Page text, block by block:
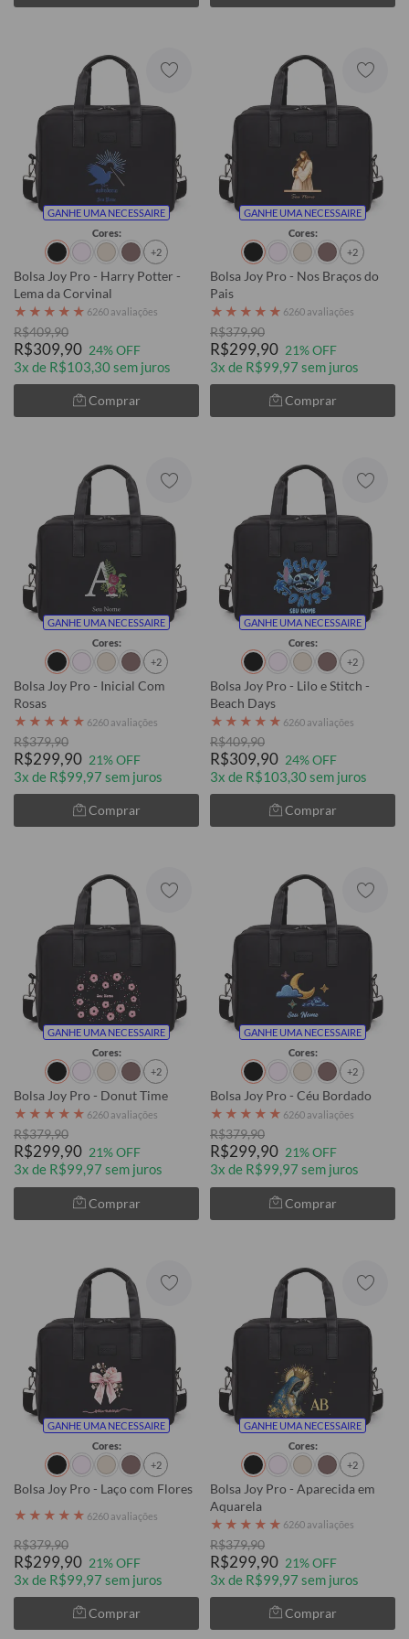
GANHE UMA NECESSAIRE
Cores:
+2
Bolsa Joy Pro - Harry Potter -
Lema da Corvinal
★ ★ ★ ★ ★ 6260 avaliações
R$409,90
R$309,90 24% OFF
3x de R$103,30 sem juros
Comprar
GANHE UMA NECESSAIRE
Cores:
+2
Bolsa Joy Pro - Nos Braços do
Pais
★ ★ ★ ★ ★ 6260 avaliações
R$379,90
R$299,90 21% OFF
3x de R$99,97 sem juros
Comprar
GANHE UMA NECESSAIRE
Cores:
+2
Bolsa Joy Pro - Inicial Com
Rosas
★ ★ ★ ★ ★ 6260 avaliações
R$379,90
R$299,90 21% OFF
3x de R$99,97 sem juros
Comprar
GANHE UMA NECESSAIRE
Cores:
+2
Bolsa Joy Pro - Lilo e Stitch -
Beach Days
★ ★ ★ ★ ★ 6260 avaliações
R$409,90
R$309,90 24% OFF
3x de R$103,30 sem juros
Comprar
GANHE UMA NECESSAIRE
Cores:
+2
Bolsa Joy Pro - Donut Time
★ ★ ★ ★ ★ 6260 avaliações
R$379,90
R$299,90 21% OFF
3x de R$99,97 sem juros
Comprar
GANHE UMA NECESSAIRE
Cores:
+2
Bolsa Joy Pro - Céu Bordado
★ ★ ★ ★ ★ 6260 avaliações
R$379,90
R$299,90 21% OFF
3x de R$99,97 sem juros
Comprar
GANHE UMA NECESSAIRE
Cores:
+2
Bolsa Joy Pro - Laço com Flores
★ ★ ★ ★ ★ 6260 avaliações
R$379,90
R$299,90 21% OFF
3x de R$99,97 sem juros
Comprar
GANHE UMA NECESSAIRE
Cores:
+2
Bolsa Joy Pro - Aparecida em
Aquarela
★ ★ ★ ★ ★ 6260 avaliações
R$379,90
R$299,90 21% OFF
3x de R$99,97 sem juros
Comprar